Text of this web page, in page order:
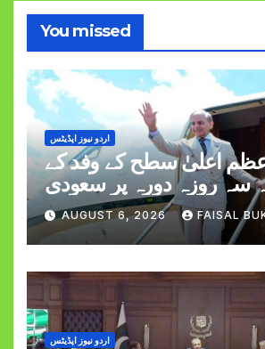
You missed
اردو نیوز اپڈیٹس
اعلیٰ سطح کے وفد کے
سہ روزہ دورہ پر سعودی
عرب روانہ
AUGUST 6, 2026 FAISAL
اردو نیوز اپڈیٹس